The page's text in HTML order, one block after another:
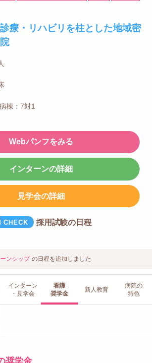
療・リハビリを柱とした地域密
棟：7対1
Webパンフをみる
インターンの詳細
見学会の詳細
採用試験の日程
ンシップ の日程を追加しました
インターン
・見学会
看護
奨学金
新人教育
病院の
特色
奨学金